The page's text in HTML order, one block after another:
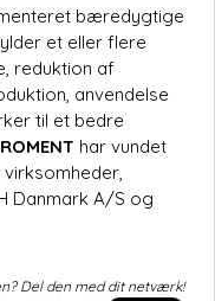
bæredygtige
et eller flere
reduktion af
anvendelse
til et bedre
har vundet
virksomheder,
Danmark A/S og
Del den med dit netværk!